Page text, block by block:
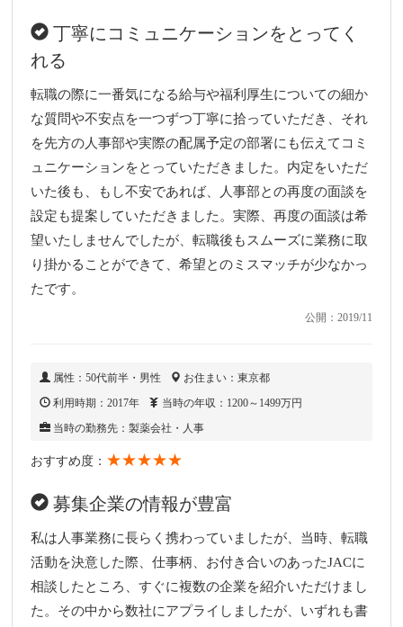
丁寧にコミュニケーションをとってく
れる
転職の際に一番気になる給与や福利厚生についての細か
な質問や不安点を一つずつ丁寧に拾っていただき、それ
を先方の人事部や実際の配属予定の部署にも伝えてコミ
ュニケーションをとっていただきました。内定をいただ
いた後も、もし不安であれば、人事部との再度の面談を
設定も提案していただきました。実際、再度の面談は希
望いたしませんでしたが、転職後もスムーズに業務に取
り掛かることができて、希望とのミスマッチが少なかっ
たです。
公開：2019/11
属性：50代前半・男性
お住まい：東京都
利用時期：2017年
当時の年収：1200～1499万円
当時の勤務先：製薬会社・人事
おすすめ度： ★★★★★
募集企業の情報が豊富
私は人事業務に長らく携わっていましたが、当時、転職
活動を決意した際、仕事柄、お付き合いのあったJACに
相談したところ、すぐに複数の企業を紹介いただけまし
た。その中から数社にアプライしましたが、いずれも書